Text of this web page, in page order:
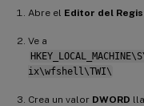
Abre el Editor del
Ve a
ix\wfshell\TWI\
Crea un valor DWORD